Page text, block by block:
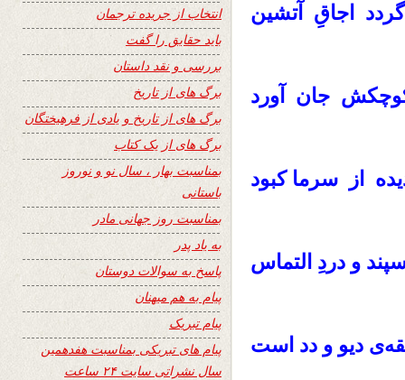
اجاقِ آتشین
جان آورد
از سرما کبود
‌و دردِ التماس
دیو‌ و دد است
انتخاب از جریده ترجمان
باید حقایق را گفت
بررسی و نقد داستان
برگ های از تاریخ
برگ های از تاریخ و یادی از فرهیختگان
برگ های از یک کتاب
بمناسبت بهار ، سال نو و نوروز
باستانی
بمناسبت روز جهانی مادر
به یاد پدر
پاسخ به سوالات دوستان
پیام به هم میهنان
پیام تبریک
پیام های تبریکی بمناسبت هفدهمین
سال نشراتی سایت ۲۴ ساعت